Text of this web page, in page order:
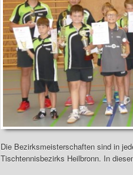
Die Bezirksmeisterschaften sind in
Tischtennisbezirks Heilbronn. In